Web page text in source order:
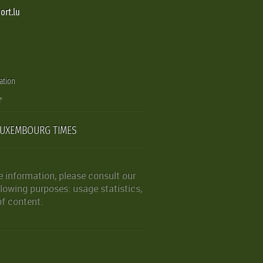
TIMES
information, please consult our
purposes: usage statistics,
content.